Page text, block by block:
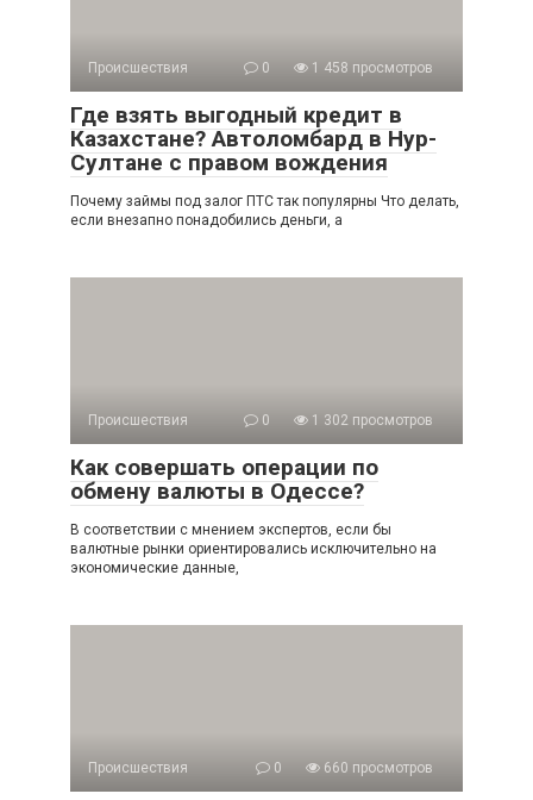
Происшествия 0 1 458 просмотров
Где взять выгодный кредит в
Казахстане? Автоломбард в Нур-
Султане с правом вождения
Почему займы под залог ПТС так популярны Что делать,
если внезапно понадобились деньги, а
Происшествия 0 1 302 просмотров
Как совершать операции по
обмену валюты в Одессе?
В соответствии с мнением экспертов, если бы
валютные рынки ориентировались исключительно на
экономические данные,
Происшествия 0 660 просмотров